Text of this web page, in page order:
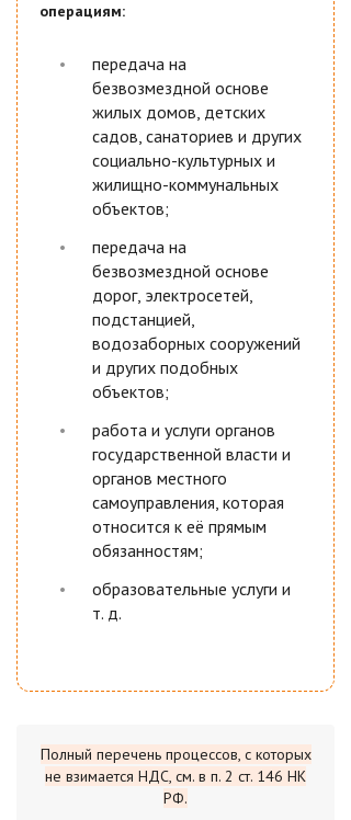
операциям:
передача на
безвозмездной основе
жилых домов, детских
садов, санаториев и других
социально-культурных и
жилищно-коммунальных
объектов;
передача на
безвозмездной основе
дорог, электросетей,
подстанцией,
водозаборных сооружений
и других подобных
объектов;
работа и услуги органов
государственной власти и
органов местного
самоуправления, которая
относится к её прямым
обязанностям;
образовательные услуги и
т. д.
Полный перечень процессов, с которых
не взимается НДС, см. в п. 2 ст. 146 НК
РФ.